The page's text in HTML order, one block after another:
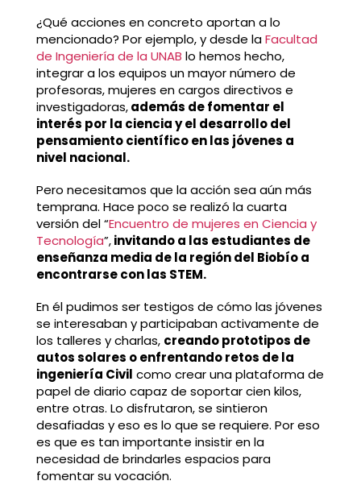
¿Qué acciones en concreto aportan a lo
mencionado? Por ejemplo, y desde laFacultad
de Ingeniería de la UNAB lo hemos hecho,
integrar a los equipos un mayor número de
profesoras, mujeres en cargos directivos e
investigadoras,además de fomentar el
interés por la ciencia y el desarrollo del
pensamiento científico en las jóvenes a
nivel nacional.
Pero necesitamos que la acción sea aún más
temprana. Hace poco se realizó la cuarta
versión del “Encuentro de mujeres en Ciencia y
Tecnología”,invitando a las estudiantes de
enseñanza media de la región del Biobío a
encontrarse con las STEM.
En él pudimos ser testigos de cómo las jóvenes
se interesaban y participaban activamente de
los talleres y charlas, creando prototipos de
autos solares o enfrentando retos de la
ingeniería Civil como crear una plataforma de
papel de diario capaz de soportar cien kilos,
entre otras. Lo disfrutaron, se sintieron
desafiadas y eso es lo que se requiere. Por eso
es que es tan importante insistir en la
necesidad de brindarles espacios para
fomentar su vocación.